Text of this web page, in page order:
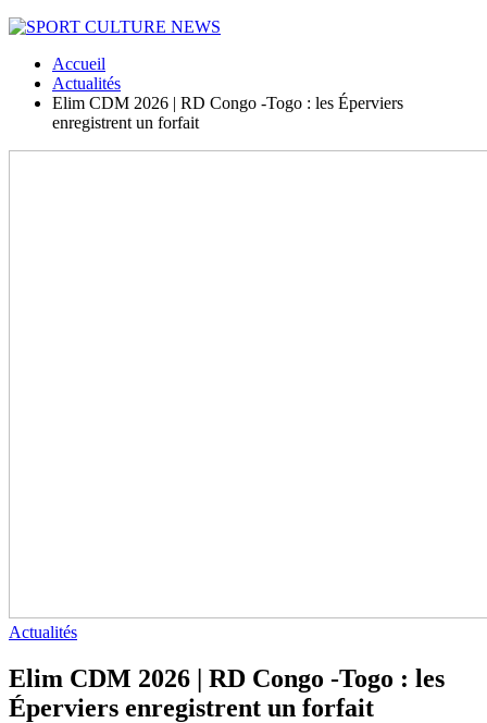
Accueil
Actualités
Elim CDM 2026 | RD Congo -Togo : les Éperviers
enregistrent un forfait
Actualités
Elim CDM 2026 | RD Congo -Togo : les
Éperviers enregistrent un forfait